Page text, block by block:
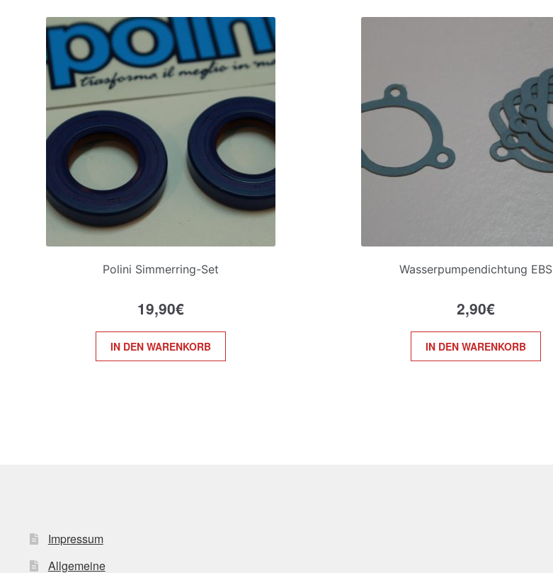
Polini Simmerring-Set
19,90€
IN DEN WARENKORB
Wasserpumpendichtung EBS
2,90€
IN DEN WARENKORB
Impressum
Allgemeine